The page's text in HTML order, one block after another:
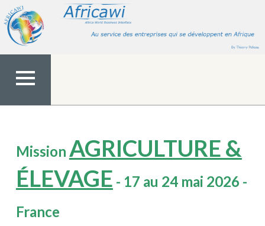
contenu
MENU
Mission AGRICULTURE &
ÉLEVAGE - 17 au 24 mai 2026 -
France